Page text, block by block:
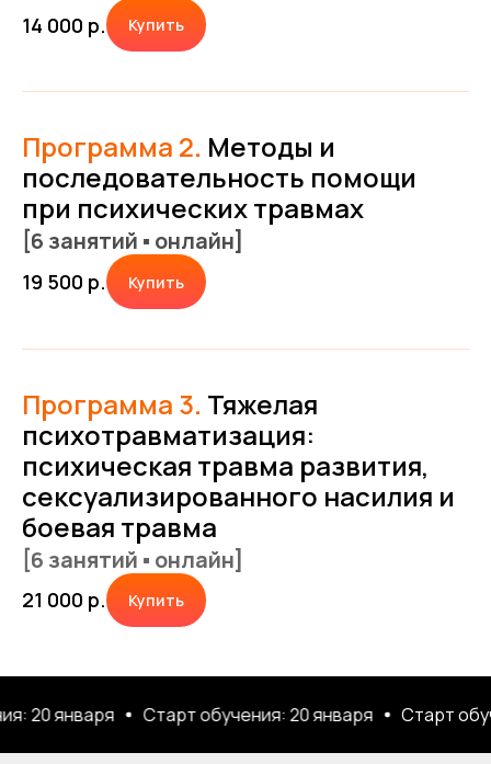
14 000 р. Купить
Программа 2. Методы и
последовательность помощи
при психических травмах
[6 занятий ▪ онлайн]
19 500 р. Купить
Программа 3. Тяжелая
психотравматизация:
психическая травма развития,
сексуализированного насилия и
боевая травма
[6 занятий ▪ онлайн]
21 000 р. Купить
января Старт обучения: 20 января Старт